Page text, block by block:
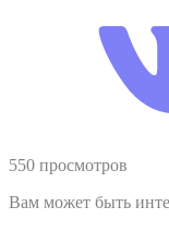
550 просмотров
Вам может быть